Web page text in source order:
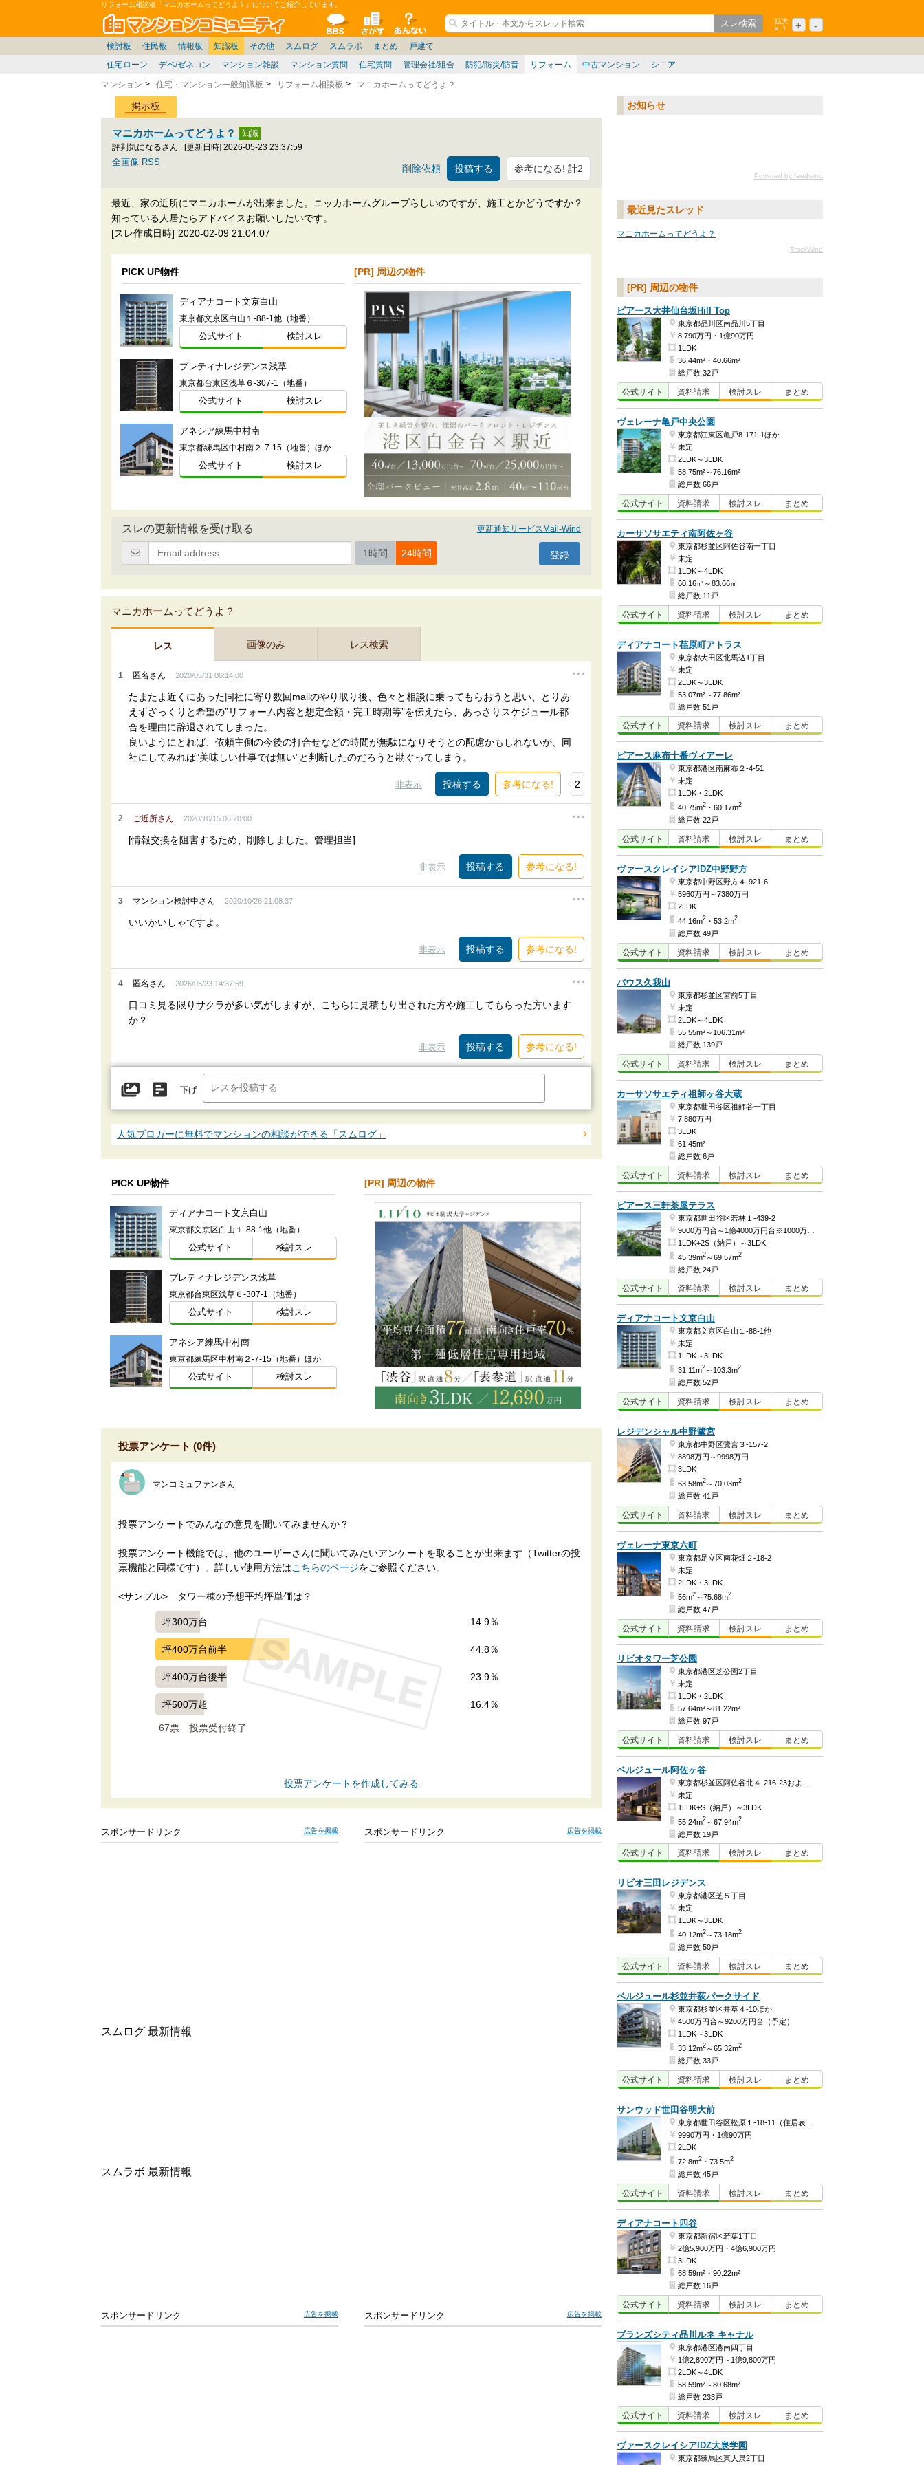
リフォーム相談板「マニカホームってどうよ？」についてご紹介しています。
マンションコミュニティ
全掲示板 物件検索 サイトについて
拡大
x
1 + -
検討板
東京23区 東京市部 神奈川/横浜 千葉 埼玉 茨城 札幌 仙台/新潟/東北 名古屋/東海
住民板
東京 神奈川 埼玉/千葉/関東 札幌/東北/北陸/信越 名古屋/東海 大阪/兵庫/京都/関西
情報板
価格表 スムログ出張所 暮らしやすさ評価 見学記
知識板
住宅ローン
デベ/ゼネコン マンション雑談 マンション質問 住宅質問 管理会社/組合 防犯/防災/防音 リフォーム 中古マンション シニア
その他
雑談 賃貸 移住相談 リゾート 広告 バトル 家具 ニュース 個人取引 政治
スムログ
お便り返し 座談会/対談 ブロガーの本音 マンション管理 ノウハウ 東京都 神奈川県
スムラボ
関東 中部 近畿 北海道 東北 中国 九州 その他 まとめ
東京都 神奈川県 千葉県 埼玉県 愛知県 大阪府 兵庫県 福岡県 戸建て
注文住宅 建売住宅 戸建質問 住宅設備
マンション 住宅・マンション一般知識板 リフォーム相談板 マニカホームってどうよ？
掲示板
マニカホームってどうよ？
評判気になるさん [更新日時] 2026-05-23 23:37:59
削除依頼 参考になる! 計2
全画像 RSS
最近、家の近所にマニカホームが出来ました。ニッカホームグループらしいのですが、施工とかどうですか？
知っている人居たらアドバイスお願いしたいです。
[スレ作成日時] 2020-02-09 21:04:07
PICK UP物件
ディアナコート文京白山
東京都文京区白山１-88-1他（地番）
公式サイト 検討スレ
プレティナレジデンス浅草
東京都台東区浅草６-307-1（地番）
公式サイト 検討スレ
アネシア練馬中村南
東京都練馬区中村南２-7-15（地番）ほか
公式サイト 検討スレ
[PR] 周辺の物件
スレの更新情報を受け取る 更新通知サービスMail-Wind
1時間 24時間
マニカホームってどうよ？
レス 画像のみ レス検索
1 匿名さん 2020/05/31 06:14:00
たまたま近くにあった同社に寄り数回mailのやり取り後、色々と相談に乗ってもらおうと思い、とりあ
えずざっくりと希望の”リフォーム内容と想定金額・完工時期等”を伝えたら、あっさりスケジュール都
合を理由に辞退されてしまった。
良いようにとれば、依頼主側の今後の打合せなどの時間が無駄になりそうとの配慮かもしれないが、同
社にしてみれば”美味しい仕事では無い”と判断したのだろうと勘ぐってしまう。
非表示 参考になる! 2
2 ご近所さん 2020/10/15 06:28:00
[情報交換を阻害するため、削除しました。管理担当]
非表示 参考になる!
3 マンション検討中さん 2020/10/26 21:08:37
いいかいしゃですよ。
非表示 参考になる!
4 匿名さん 2026/05/23 14:37:59
口コミ見る限りサクラが多い気がしますが、こちらに見積もり出された方や施工してもらった方います
か？
非表示 参考になる!
下げ
人気ブロガーに無料でマンションの相談ができる「スムログ」
PICK UP物件
ディアナコート文京白山
東京都文京区白山１-88-1他（地番）
公式サイト 検討スレ
プレティナレジデンス浅草
東京都台東区浅草６-307-1（地番）
公式サイト 検討スレ
アネシア練馬中村南
東京都練馬区中村南２-7-15（地番）ほか
公式サイト 検討スレ
[PR] 周辺の物件
投票アンケート (0件)
マンコミュファンさん
投票アンケートでみんなの意見を聞いてみませんか？
投票アンケート機能では、他のユーザーさんに聞いてみたいアンケートを取ることが出来ます（Twitterの投
票機能と同様です）。詳しい使用方法は こちらのページをご参照ください。
<サンプル>　タワー棟の予想平均坪単価は？
坪300万台 14.9％
坪400万台前半 44.8％
坪400万台後半 23.9％
坪500万超 16.4％
67票 投票受付終了
SAMPLE
投票アンケートを作成してみる
スポンサードリンク 広告を掲載 スポンサードリンク 広告を掲載
スムログ 最新情報
スムラボ 最新情報
スポンサードリンク 広告を掲載 スポンサードリンク 広告を掲載
お知らせ
Powered by feedwind
最近見たスレッド
マニカホームってどうよ？
TrackWind
[PR] 周辺の物件
ピアース大井仙台坂Hill Top
東京都品川区南品川5丁目
8,790万円・1億90万円
1LDK
36.44m²・40.66m²
総戸数 32戸
公式サイト 資料請求 検討スレ まとめ
ヴェレーナ亀戸中央公園
東京都江東区亀戸8-171-1ほか
未定
2LDK～3LDK
58.75m²～76.16m²
総戸数 66戸
公式サイト 資料請求 検討スレ まとめ
カーサソサエティ南阿佐ヶ谷
東京都杉並区阿佐谷南一丁目
未定
1LDK～4LDK
60.16㎡～83.66㎡
総戸数 11戸
公式サイト 資料請求 検討スレ まとめ
ディアナコート荏原町アトラス
東京都大田区北馬込1丁目
未定
2LDK～3LDK
53.07m²～77.86m²
総戸数 51戸
公式サイト 資料請求 検討スレ まとめ
ピアース麻布十番ヴィアーレ
東京都港区南麻布２-4-51
未定
1LDK・2LDK
40.75m2 ・60.17m2
総戸数 22戸
公式サイト 資料請求 検討スレ まとめ
ヴァースクレイシアIDZ中野野方
東京都中野区野方４-921-6
5960万円～7380万円
2LDK
44.16m2 ・53.2m2
総戸数 49戸
公式サイト 資料請求 検討スレ まとめ
バウス久我山
東京都杉並区宮前5丁目
未定
2LDK～4LDK
55.55m²～106.31m²
総戸数 139戸
公式サイト 資料請求 検討スレ まとめ
カーサソサエティ祖師ヶ谷大蔵
東京都世田谷区祖師谷一丁目
7,880万円
3LDK
61.45m²
総戸数 6戸
公式サイト 資料請求 検討スレ まとめ
ピアース三軒茶屋テラス
東京都世田谷区若林１-439-2
1LDK+2S（納戸）～3LDK
45.39m2 ～69.57m2
総戸数 24戸
公式サイト 資料請求 検討スレ まとめ
ディアナコート文京白山
東京都文京区白山１-88-1他
未定
1LDK～3LDK
31.11m2 ～103.3m2
総戸数 52戸
公式サイト 資料請求 検討スレ まとめ
レジデンシャル中野鷺宮
東京都中野区鷺宮３-157-2
8898万円～9998万円
3LDK
63.58m2 ～70.03m2
総戸数 41戸
公式サイト 資料請求 検討スレ まとめ
ヴェレーナ東京六町
東京都足立区南花畑２-18-2
未定
2LDK・3LDK
56m2 ～75.68m2
総戸数 47戸
公式サイト 資料請求 検討スレ まとめ
リビオタワー芝公園
東京都港区芝公園2丁目
未定
1LDK・2LDK
57.64m²～81.22m²
総戸数 97戸
公式サイト 資料請求 検討スレ まとめ
ベルジュール阿佐ヶ谷
未定
1LDK+S（納戸）～3LDK
55.24m2 ～67.94m2
総戸数 19戸
公式サイト 資料請求 検討スレ まとめ
リビオ三田レジデンス
東京都港区芝５丁目
未定
1LDK～3LDK
40.12m2 ～73.18m2
総戸数 50戸
公式サイト 資料請求 検討スレ まとめ
ベルジュール杉並井荻パークサイド
東京都杉並区井草４-10ほか
4500万円台～9200万円台（予定）
1LDK～3LDK
33.12m2 ～65.32m2
総戸数 33戸
公式サイト 資料請求 検討スレ まとめ
サンウッド世田谷明大前
9990万円・1億90万円
2LDK
72.8m2 ・73.5m2
総戸数 45戸
公式サイト 資料請求 検討スレ まとめ
ディアナコート四谷
東京都新宿区若葉1丁目
2億5,900万円・4億6,900万円
3LDK
68.59m²・90.22m²
総戸数 16戸
公式サイト 資料請求 検討スレ まとめ
ブランズシティ品川ルネ キャナル
東京都港区港南四丁目
1億2,890万円～1億9,800万円
2LDK～4LDK
58.59m²～80.68m²
総戸数 233戸
公式サイト 資料請求 検討スレ まとめ
ヴァースクレイシアIDZ大泉学園
東京都練馬区東大泉2丁目